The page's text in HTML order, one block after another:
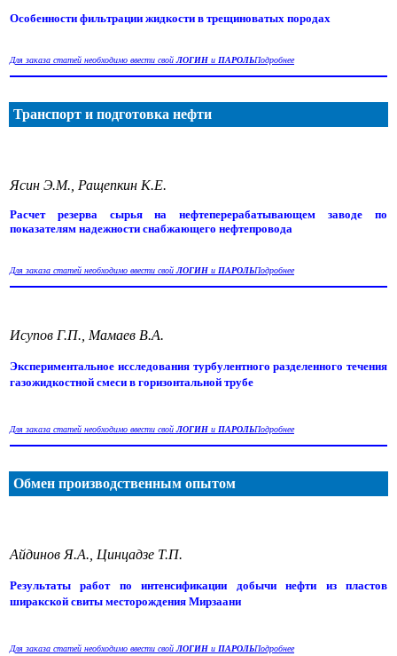
Особенности фильтрации жидкости в трещиноватых породах
Для заказа статей необходимо ввести свойЛОГИН и ПАРОЛЬПодробнее
Транспорт и подготовка нефти
Ясин Э.М., Ращепкин К.Е.
Расчет резерва сырья на нефтеперерабатывающем заводе по
показателям надежности снабжающего нефтепровода
Для заказа статей необходимо ввести свойЛОГИН и ПАРОЛЬПодробнее
Исупов Г.П., Мамаев В.А.
Экспериментальное исследования турбулентного разделенного течения
газожидкостной смеси в горизонтальной трубе
Для заказа статей необходимо ввести свойЛОГИН и ПАРОЛЬПодробнее
Обмен производственным опытом
Айдинов Я.А., Цинцадзе Т.П.
Результаты работ по интенсификации добычи нефти из пластов
ширакской свиты месторождения Мирзаани
Для заказа статей необходимо ввести свойЛОГИН и ПАРОЛЬПодробнее